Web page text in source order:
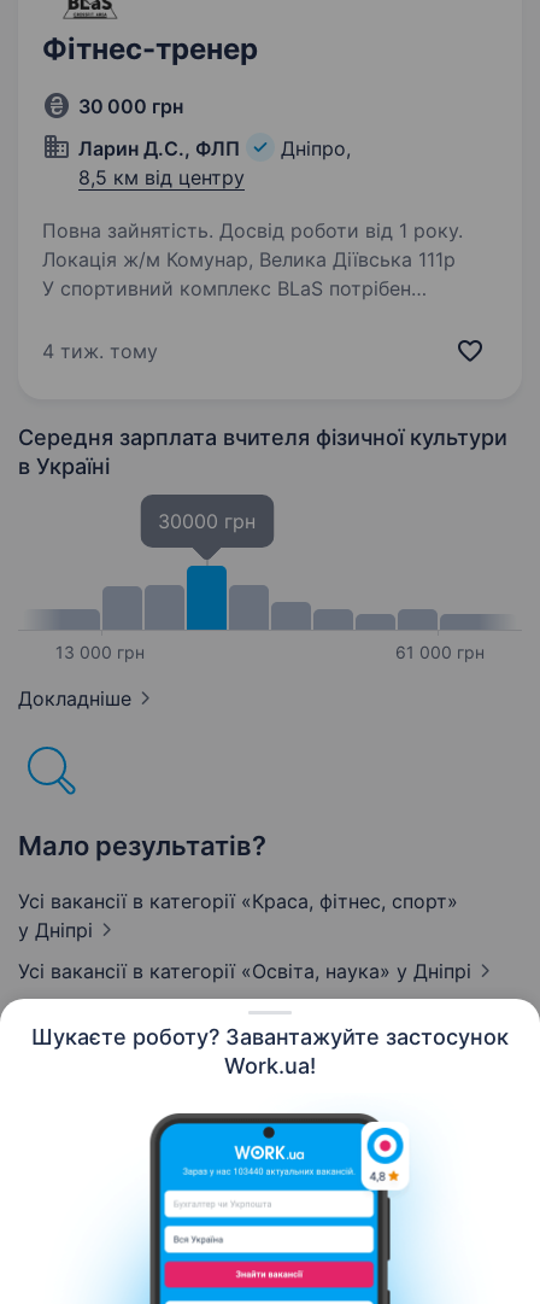
Шукаєте роботу? Завантажуйте застосунок
Work.ua!
Фітнес-тренер
30 000 грн
Ларин Д.С., ФЛП
Дніпро,
8,5 км від центру
Повна зайнятість. Досвід роботи від 1 року.
Локація ж/м Комунар, Велика Діївська 111р
У спортивний комплекс BLaS потрібен
20-ти років. Варіанти роботи у різних
4 тиж. тому
Середня зарплата вчителя фізичної культури
в Україні
13 000 грн
30000 грн
61 000 грн
Докладніше
Мало результатів?
Усі вакансії в категорії «Краса, фітнес, спорт»
у Дніпрі
Усі вакансії в категорії «Освіта, наука» у Дніпрі
Контакти Про нас Кар’єра